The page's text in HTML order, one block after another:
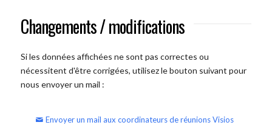
Changements / modifications
Si les données affichées ne sont pas correctes ou
nécessitent d'être corrigées, utilisez le bouton suivant pour
nous envoyer un mail :
Envoyer un mail aux coordinateurs de réunions Visios